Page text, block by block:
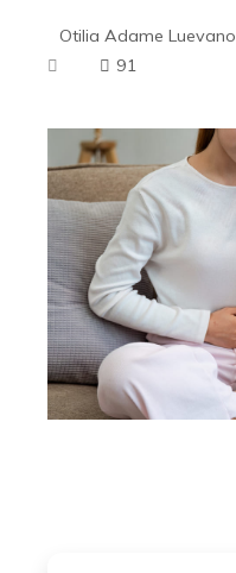
Otilia Adame Luevano
91